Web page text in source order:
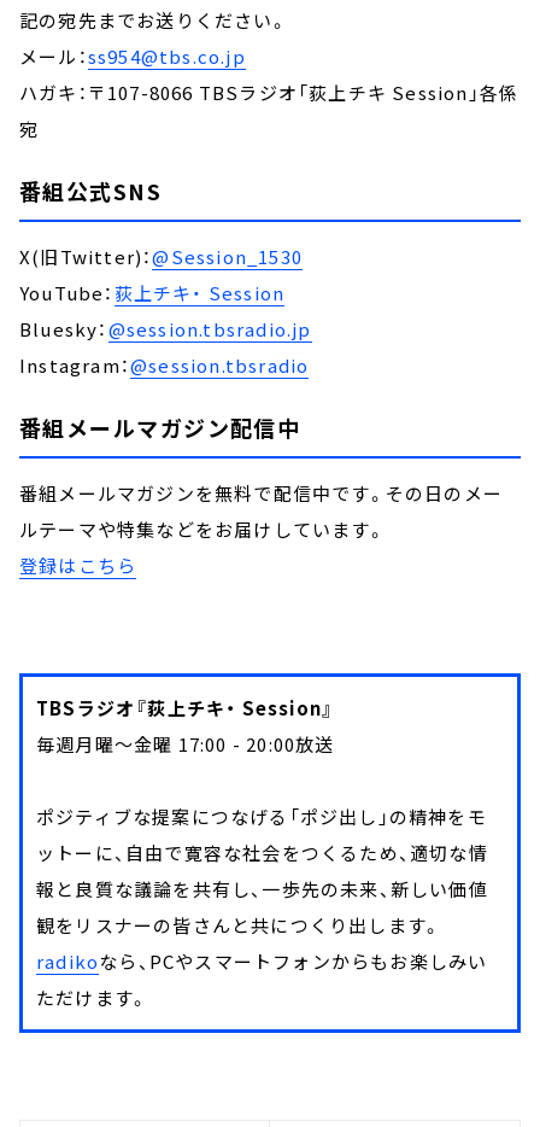
記の宛先までお送りください。
メール：ss954@tbs.co.jp
ハガキ：〒107-8066 TBSラジオ「荻上チキ Session」各係
宛
番組公式SNS
X(旧Twitter)：@Session_1530
YouTube： 荻上チキ・ Session
Bluesky：@session.tbsradio.jp
Instagram：@session.tbsradio
番組メールマガジン配信中
番組メールマガジンを無料で配信中です。その日のメー
ルテーマや特集などをお届けしています。
登録はこちら
TBSラジオ『荻上チキ・ Session』
毎週月曜～金曜 17:00 - 20:00放送
ポジティブな提案につなげる「ポジ出し」の精神をモ
ットーに、自由で寛容な社会をつくるため、適切な情
報と良質な議論を共有し、一歩先の未来、新しい価値
観をリスナーの皆さんと共につくり出します。
radikoなら、PCやスマートフォンからもお楽しみい
ただけます。